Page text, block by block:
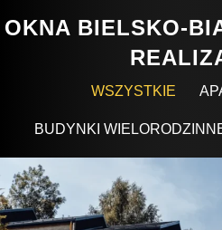
OKNA BIELSKO-
WSZYSTKIE
BUDYNKI